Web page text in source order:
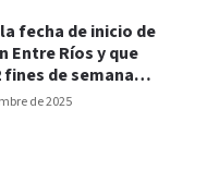
de 2025
fecha de inicio de
Entre Ríos y que
fines de semana